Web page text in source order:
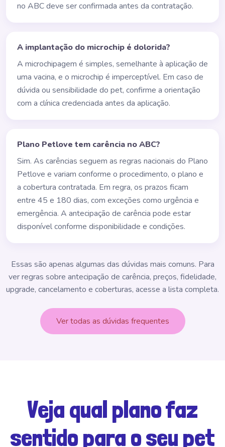
no ABC deve ser confirmada antes da contratação.
A implantação do microchip é dolorida?
A microchipagem é simples, semelhante à aplicação de
uma vacina, e o microchip é imperceptível. Em caso de
dúvida ou sensibilidade do pet, confirme a orientação
com a clínica credenciada antes da aplicação.
Plano Petlove tem carência no ABC?
Sim. As carências seguem as regras nacionais do Plano
Petlove e variam conforme o procedimento, o plano e
a cobertura contratada. Em regra, os prazos ficam
entre 45 e 180 dias, com exceções como urgência e
emergência. A antecipação de carência pode estar
disponível conforme disponibilidade e condições.
Essas são apenas algumas das dúvidas mais comuns. Para
ver regras sobre antecipação de carência, preços, fidelidade,
upgrade, cancelamento e coberturas, acesse a lista completa.
Ver todas as dúvidas frequentes
Veja qual plano faz
sentido para o seu pet